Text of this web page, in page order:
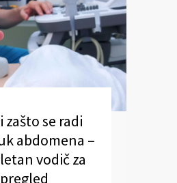
zašto se radi
abdomena –
vodič za
pregled